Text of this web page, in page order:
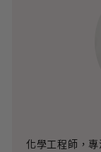
化學工程師，